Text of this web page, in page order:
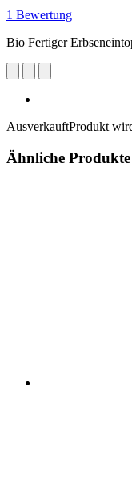
1 Bewertung
Bio Fertiger
AusverkauftProdukt
Ähnliche Produkte